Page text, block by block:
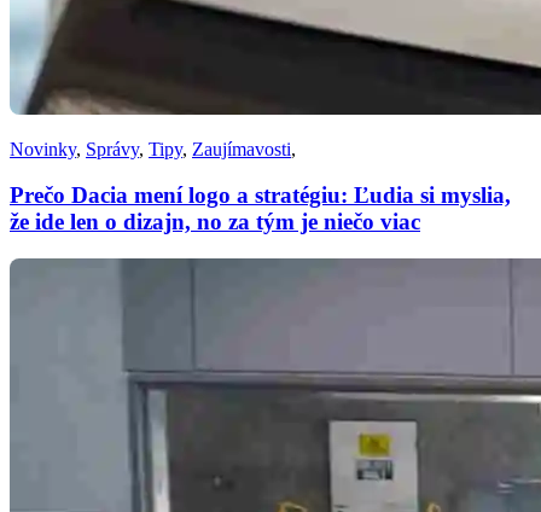
Novinky, Správy, Tipy, Zaujímavosti,
Prečo Dacia mení logo a stratégiu: Ľudia si myslia,
že ide len o dizajn, no za tým je niečo viac